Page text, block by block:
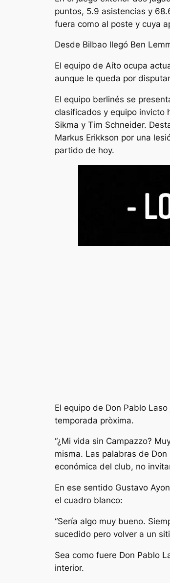
puntos, 5.9 asistencias y
fuera como al poste y cuya
Desde Bilbao llegó Ben
El equipo de Aíto ocupa
aunque le queda por
El equipo berlinés se
clasificados y equipo invicto
Sikma y Tim Schneider.
Markus Erikkson por una
partido de hoy.
El equipo de Don Pablo
temporada pròxima.
“¿Mi vida sin Campazzo?
misma. Las palabras de
económica del club, no
En ese sentido Gustavo
el cuadro blanco:
“Sería algo muy bueno.
sucedido pero volver a un
Sea como fuere Don Pablo
interior.